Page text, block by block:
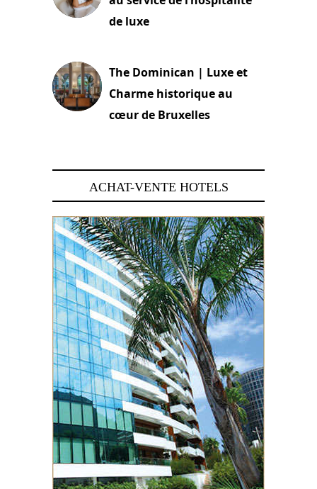
de luxe
The Dominican | Luxe et
Charme historique au
cœur de Bruxelles
ACHAT-VENTE HOTELS